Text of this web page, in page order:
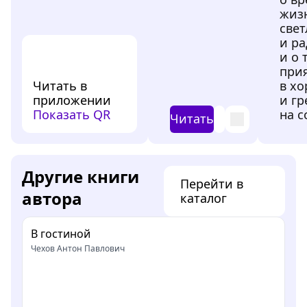
Читать в
приложении
Показать QR
Читать
и
и о
в
и
на
Другие книги
автора
Перейти в
каталог
В гостиной
Чехов Антон Павлович